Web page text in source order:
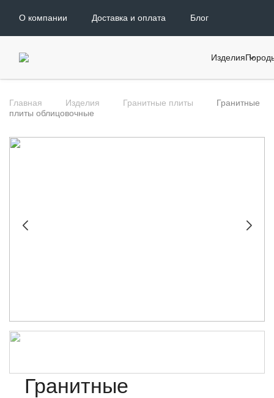
О компании Доставка и оплата Блог
Изделия
Главная Изделия Гранитные плиты
Гранитные
плиты облицовочные
Гранитные